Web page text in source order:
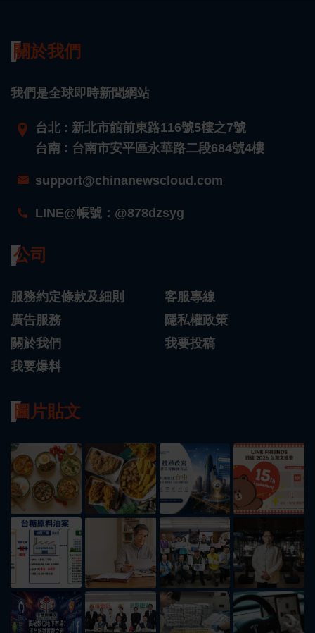
關於我們
我們是全球即時新聞網站
台北 : 新北市館前東路116號5樓之7號
台南 : 台南市安平區永華路二段684號4樓
support@chinanewscloud.com
LINE@帳號：@878dzsyg
公司
服務約定條款及細則
客服專線
廣告服務
隱私權政策
關於我們
我要投稿
我要爆料
圖片貼文